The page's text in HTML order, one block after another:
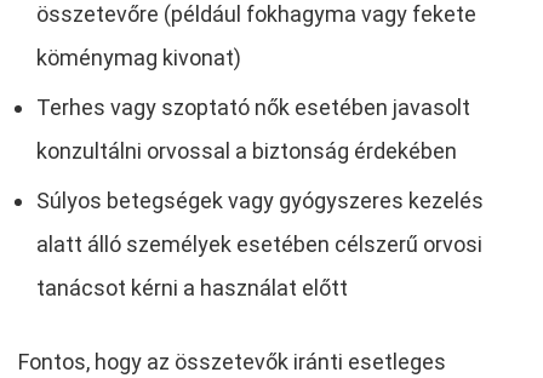
összetevőre (például fokhagyma vagy fekete
köménymag kivonat)
Terhes vagy szoptató nők esetében javasolt
konzultálni orvossal a biztonság érdekében
Súlyos betegségek vagy gyógyszeres kezelés
alatt álló személyek esetében célszerű orvosi
tanácsot kérni a használat előtt
Fontos, hogy az összetevők iránti esetleges